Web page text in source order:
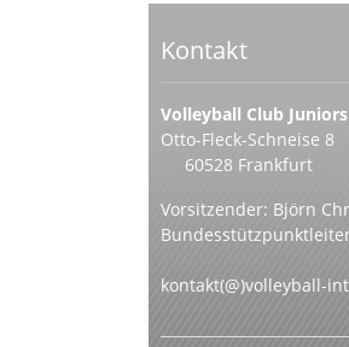
Kontakt
Volleyball Club
Otto-Fleck-Schneise 8
60528 Frankfurt
Vorsitzender: Björn
kontakt(@)volleyball-